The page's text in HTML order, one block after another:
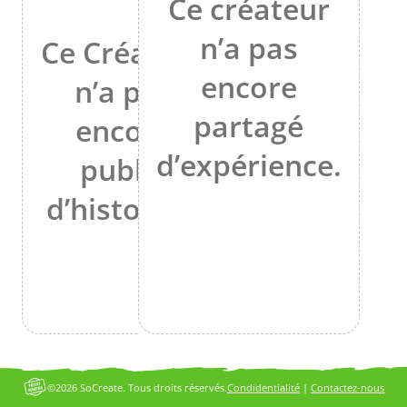
Ce Créateur
n’a pas
encore
publié
d’histoires.
Ce créateur
n’a pas
encore
partagé
d’expérience.
Condidentialité |Contactez-nous
©2026 SoCreate. Tous droits réservés.